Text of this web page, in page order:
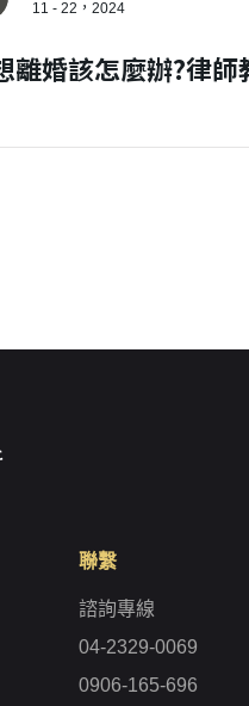
11 - 22，2024
離婚該怎麼辦?律
聯繫
諮詢專線
04-2329-0069
0906-165-696